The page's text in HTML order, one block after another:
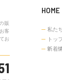
いすゞ ギ